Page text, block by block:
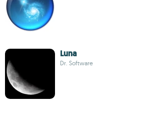
Luna
Dr. Software